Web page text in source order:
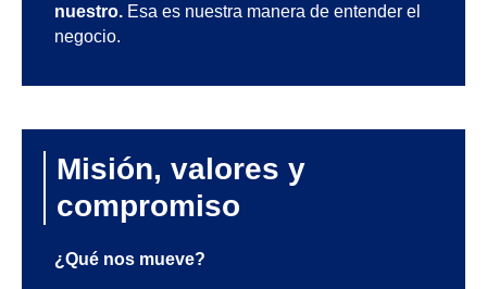
nuestro. Esa es nuestra manera de entender el
negocio.
Misión, valores y
compromiso
¿Qué nos mueve?